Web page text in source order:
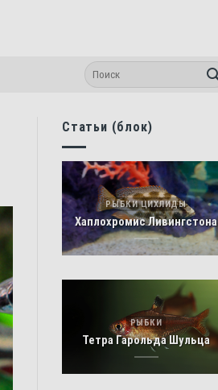
Статьи (блок)
РЫБКИ ЦИХЛИДЫ
Хаплохромис Ливингстона
РЫБКИ
Тетра Гарольда Шульца